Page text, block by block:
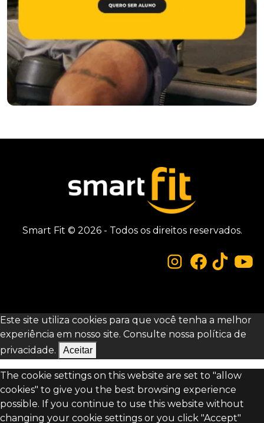
Smart Fit © 2026 - Todos os direitos reservados.
Este site utiliza cookies para que você tenha a melhor
experiência em nosso site. Consulte nossa política de
privacidade.
Aceitar
The cookie settings on this website are set to "allow
cookies" to give you the best browsing experience
possible. If you continue to use this website without
changing your cookie settings or you click "Accept"